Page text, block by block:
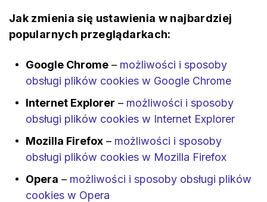
Jak zmienia się ustawienia w najbardziej
popularnych przeglądarkach:
Google Chrome – możliwości i sposoby
obsługi plików cookies w Google Chrome
Internet Explorer – możliwości i sposoby
obsługi plików cookies w Internet Explorer
Mozilla Firefox – możliwości i sposoby
obsługi plików cookies w Mozilla Firefox
Opera – możliwości i sposoby obsługi plików
cookies w Opera